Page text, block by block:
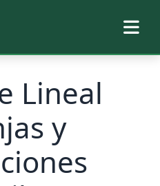
Lineal
y